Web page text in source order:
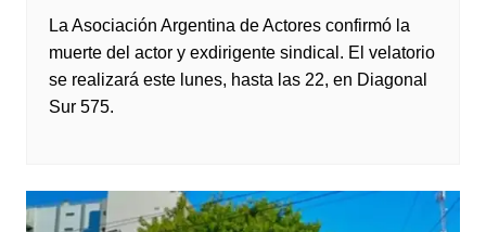
La Asociación Argentina de Actores confirmó la
muerte del actor y exdirigente sindical. El velatorio
se realizará este lunes, hasta las 22, en Diagonal
Sur 575.